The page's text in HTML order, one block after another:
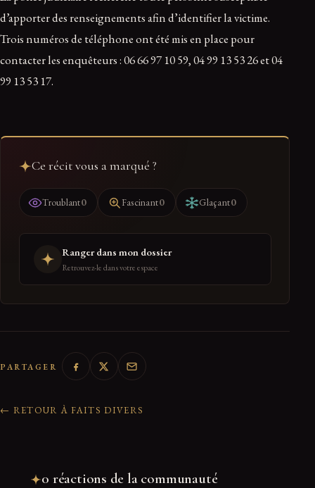
d’apporter des renseignements afin d’identifier la victime.
Trois numéros de téléphone ont été mis en place pour
contacter les enquêteurs : 06 66 97 10 59, 04 99 13 53 26 et 04
99 13 53 17.
Ce récit vous a marqué ?
Troublant0 Fascinant0 Glaçant0
Ranger dans mon dossier
Retrouvez-le dans votre espace
PARTAGER
← RETOUR À FAITS DIVERS
0 réactions de la communauté